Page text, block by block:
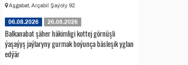
Aşgabat, Arçabil Şaýoly 92
06.08.2026 26.08.2026
Balkanabat şäher häkimligi kottej görnüşli
ýaşaýyş jaýlaryny gurmak boýunça bäsleşik yglan
edýär